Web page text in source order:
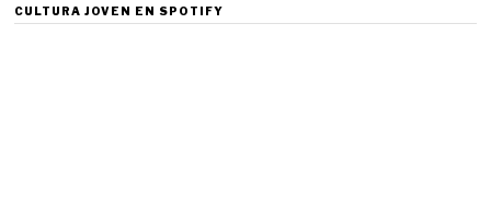
CULTURA JOVEN EN SPOTIFY